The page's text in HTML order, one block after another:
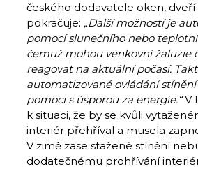
českého dodavatele oken, dveří
pokračuje: „Další možností je
pomocí slunečního nebo
čemuž mohou venkovní žaluzie
reagovat na aktuální počasí.
automatizované ovládání
pomoci s úsporou za energie.“V
k situaci, že by se kvůli
interiér přehříval a musela
V zimě zase stažené stínění
dodatečnému prohřívání